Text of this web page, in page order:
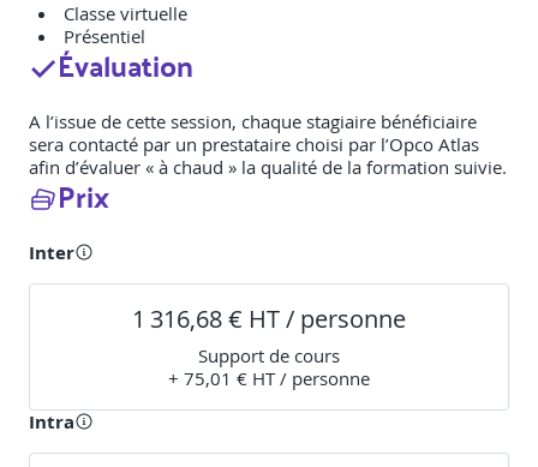
Classe virtuelle
Présentiel
Évaluation
A l’issue de cette session, chaque stagiaire bénéficiaire
sera contacté par un prestataire choisi par l’Opco Atlas
afin d’évaluer « à chaud » la qualité de la formation suivie.
Prix
Inter
1 316,68 € HT / personne
Support de cours
+ 75,01 € HT / personne
Intra